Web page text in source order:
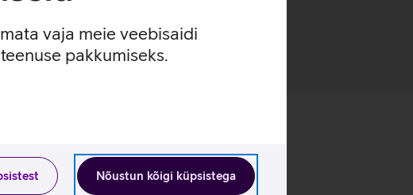
vaja meie veebisaidi
pakkumiseks.
Nõustun kõigi küpsistega